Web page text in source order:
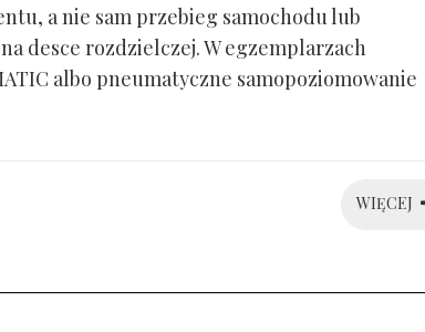
a nie sam przebieg samochodu lub
desce rozdzielczej. W egzemplarzach
albo pneumatyczne samopoziomowanie
WIĘCEJ